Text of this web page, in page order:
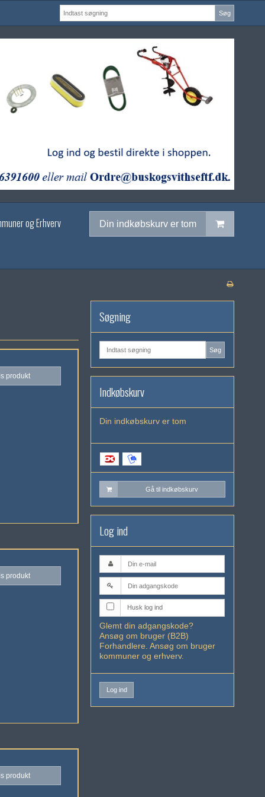
Søg
og Erhverv
Din indkøbskurv er tom
produkt
produkt
produkt
Søgning
Søg
Indkøbskurv
Din indkøbskurv er tom
Gå til indkøbskurv
Log ind
Husk log ind
Glemt din adgangskode?
Ansøg om bruger (B2B)
Forhandlere. Ansøg om bruger
kommuner og erhverv.
Log ind